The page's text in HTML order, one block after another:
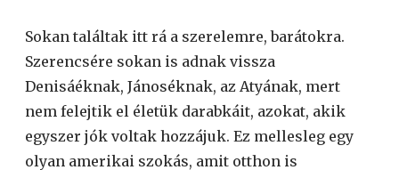
Sokan találtak itt rá a szerelemre, barátokra.
Szerencsére sokan is adnak vissza
Denisáéknak, Jánoséknak, az Atyának, mert
nem felejtik el életük darabkáit, azokat, akik
egyszer jók voltak hozzájuk. Ez mellesleg egy
olyan amerikai szokás, amit otthon is